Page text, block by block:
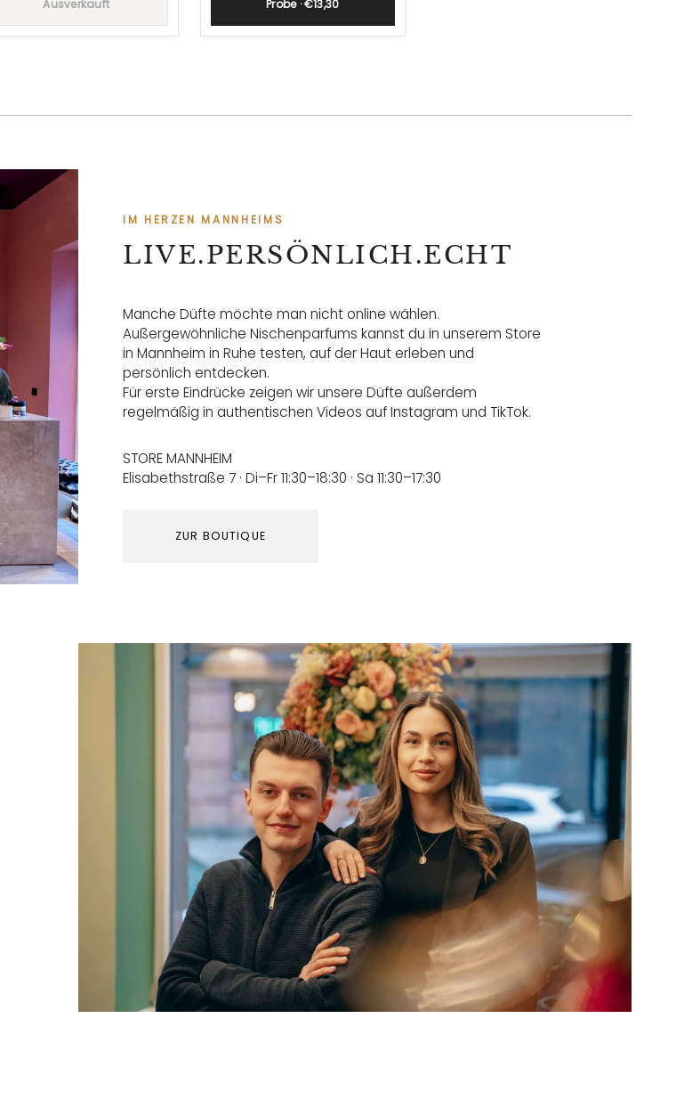
Ausverkauft Probe · €13,30
IM HERZEN MANNHEIMS
LIVE.PERSÖNLICH.ECHT
Manche Düfte möchte man nicht online wählen.
Außergewöhnliche Nischenparfums kannst du in unserem Store
in Mannheim in Ruhe testen, auf der Haut erleben und
persönlich entdecken.
Für erste Eindrücke zeigen wir unsere Düfte außerdem
regelmäßig in authentischen Videos auf Instagram und TikTok.
STORE MANNHEIM
Elisabethstraße 7 · Di–Fr 11:30–18:30 · Sa 11:30–17:30
ZUR BOUTIQUE